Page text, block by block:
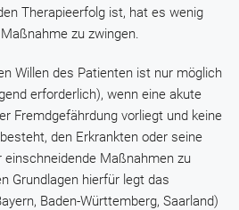
Therapieerfolg ist, hat es wenig
zu zwingen.
Willen des Patienten ist nur möglich
erforderlich), wenn eine akute
Fremdgefährdung vorliegt und keine
den Erkrankten oder seine
einschneidende Maßnahmen zu
Grundlagen hierfür legt das
Baden-Württemberg, Saarland)